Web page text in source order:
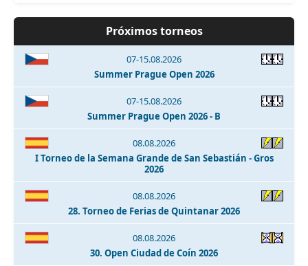
Próximos torneos
07-15.08.2026
Summer Prague Open 2026
07-15.08.2026
Summer Prague Open 2026 - B
08.08.2026
I Torneo de la Semana Grande de San Sebastián - Gros
2026
08.08.2026
28. Torneo de Ferias de Quintanar 2026
08.08.2026
30. Open Ciudad de Coín 2026